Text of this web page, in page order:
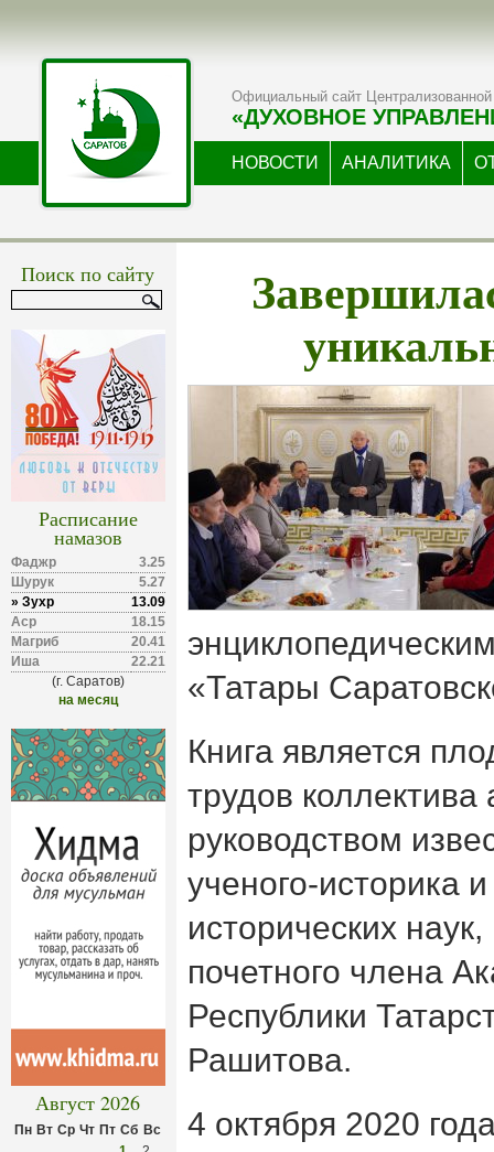
Официальный сайт Централизованной
«ДУХОВНОЕ
НОВОСТИ АНАЛИТИКА
Поиск по сайту
Расписание
намазов
Фаджр
3.25
Шурук
5.27
» Зухр
13.09
Аср
18.15
Магриб
20.41
Иша
22.21
(г. Саратов)
на месяц
Август 2026
Пн Вт Ср Чт Пт Сб Вс
«Татары
Книга является
трудов коллектива
руководством
ученого-историка
исторических
почетного члена
Республики
Рашитова.
4 октября 2020